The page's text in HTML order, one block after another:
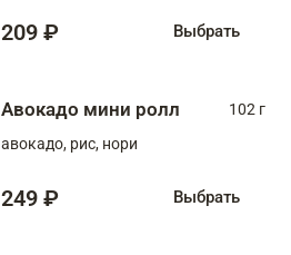
209 ₽ Выбрать
Авокадо мини ролл
102 г
авокадо, рис, нори
249 ₽ Выбрать